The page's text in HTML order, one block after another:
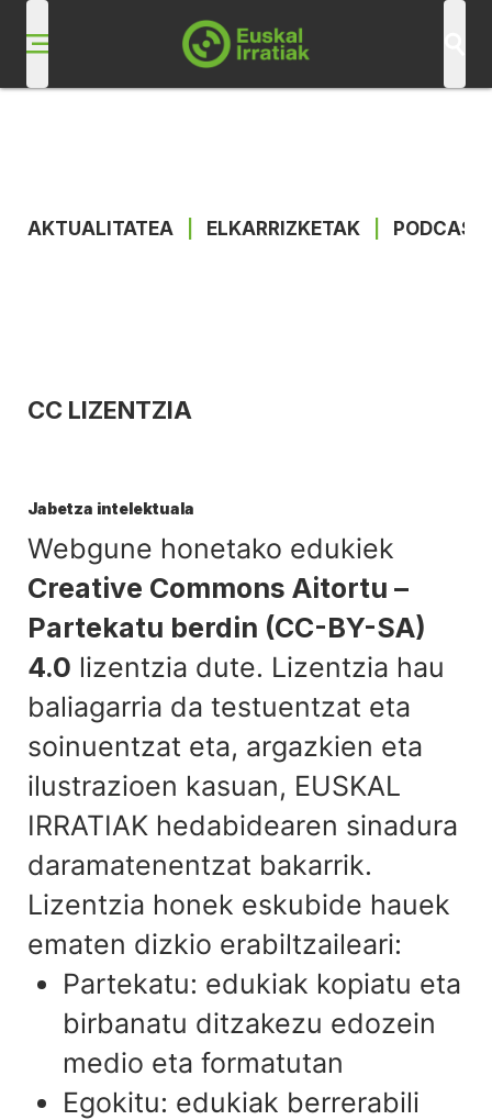
AKTUALITATEA ELKARRIZKETAK
CC LIZENTZIA
Jabetza intelektuala
Webgune honetako edukiek
Creative Commons Aitortu –
Partekatu berdin (CC-BY-SA)
4.0 lizentzia dute. Lizentzia hau
baliagarria da testuentzat eta
soinuentzat eta, argazkien eta
ilustrazioen kasuan, EUSKAL
IRRATIAK hedabidearen sinadura
daramatenentzat bakarrik.
Lizentzia honek eskubide hauek
ematen dizkio erabiltzaileari:
Partekatu: edukiak kopiatu eta
birbanatu ditzakezu edozein
medio eta formatutan
Egokitu: edukiak berrerabili